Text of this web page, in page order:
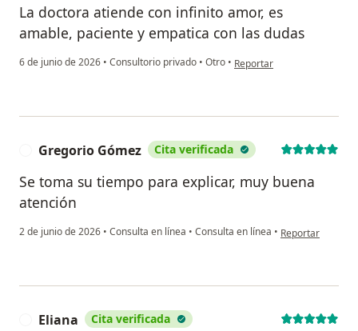
La doctora atiende con infinito amor, es
amable, paciente y empatica con las dudas
6 de junio de 2026 • Consultorio privado • Otro • en opinión del usuario
Reportar
Gregorio Gómez Cita verificada
Se toma su tiempo para explicar, muy buena
atención
2 de junio de 2026 • Consulta en línea • Consulta en línea • en opinión del
Reportar
Eliana Cita verificada